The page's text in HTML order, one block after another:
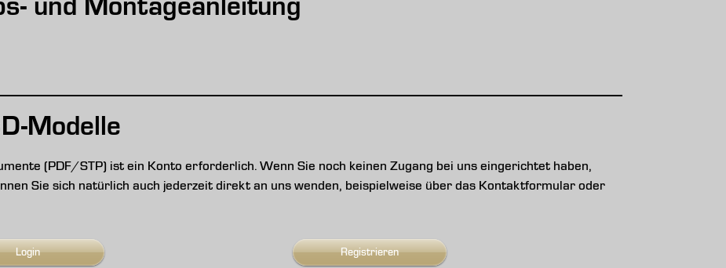
und Montageanleitung
Modelle
(PDF/STP) ist ein Konto erforderlich. Wenn Sie noch keinen Zugang bei uns eingerichtet haben,
Sie sich natürlich auch jederzeit direkt an uns wenden, beispielweise über das Kontaktformular oder
Login Registrieren